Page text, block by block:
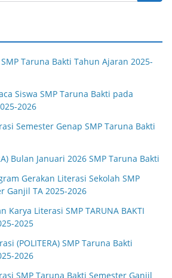
Taruna Bakti Tahun Ajaran 2025-
Siswa SMP Taruna Bakti pada
2026
Semester Genap SMP Taruna Bakti
Bulan Januari 2026 SMP Taruna Bakti
Gerakan Literasi Sekolah SMP
Ganjil TA 2025-2026
Karya Literasi SMP TARUNA BAKTI
2025
(POLITERA) SMP Taruna Bakti
2026
SMP Taruna Bakti Semester Ganjil